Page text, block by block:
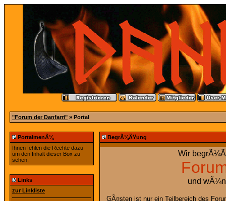
"Forum der Danfarri" » Portal
PortalmenÃ¼
Ihnen fehlen die Rechte dazu
um den Inhalt dieser Box zu
sehen.
Links
zur Linkliste
BegrÃ¼ÃŸung
Wir
und
GÃ¤sten ist nur ein Teilbereich des